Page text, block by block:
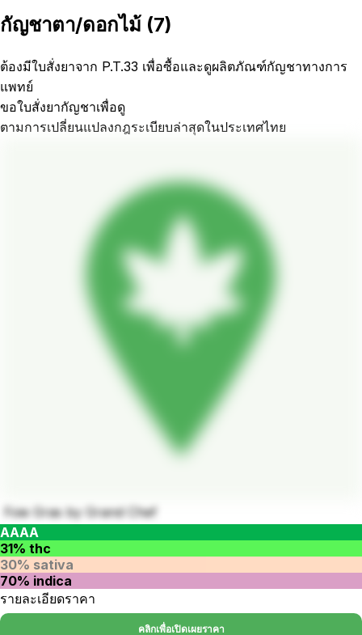
กัญชาตา/ดอกไม้ (7)
ต้องมีใบสั่งยาจาก P.T.33 เพื่อซื้อและดูผลิตภัณฑ์กัญชาทางการ
แพทย์
ขอใบสั่งยากัญชาเพื่อดู
ตามการเปลี่ยนแปลงกฎระเบียบล่าสุดในประเทศไทย
Foie Gras by Grand Chef ‍
AAAA
31% thc
30% sativa
70% indica
รายละเอียดราคา
คลิกเพื่อเปิดเผยราคา